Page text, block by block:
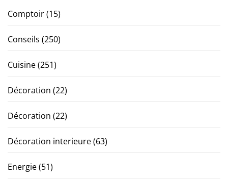
Comptoir(15)
Conseils (250)
Cuisine(251)
Décoration (22)
Décoration (22)
Décoration interieure(63)
Energie(51)